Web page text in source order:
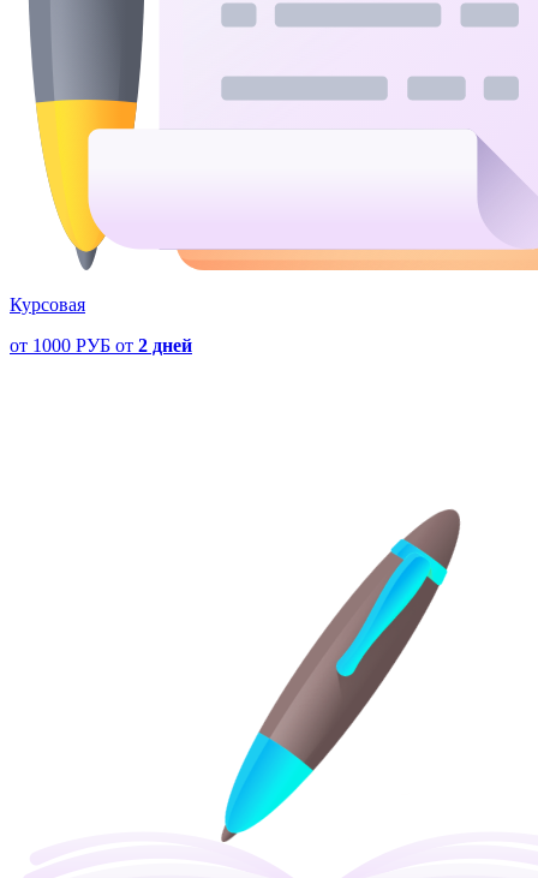
Курсовая
от 1000 РУБ от 2 дней